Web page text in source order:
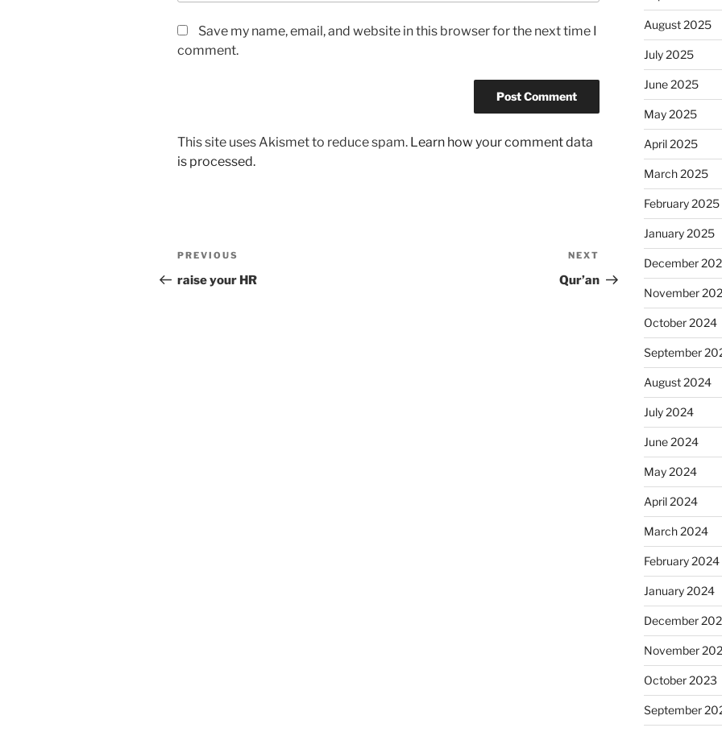
Save my name, email, and website in this browser for the next time I
comment.
This site uses Akismet to reduce spam. Learn how your comment data
is processed.
Post
navigation
Previous
Post
PREVIOUS
raise your HR
Post
NEXT
Qur’an
August 2025
July 2025
June 2025
May 2025
April 2025
March 2025
February 2025
January 2025
December
November
October 2024
September
August 2024
July 2024
June 2024
May 2024
April 2024
March 2024
February 2024
January 2024
December
November
October 2023
September